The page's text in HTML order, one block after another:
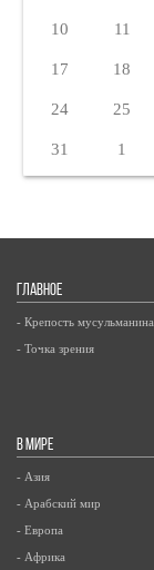
10 11
17 18
24 25
31 1
ГЛАВНОЕ
- Крепость мусульманина
- Точка зрения
В МИРЕ
- Азия
- Арабский мир
- Европа
- Африка